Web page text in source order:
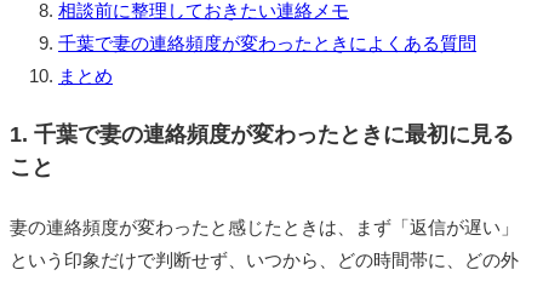
相談前に整理しておきたい連絡メモ
千葉で妻の連絡頻度が変わったときによくある質問
まとめ
1. 千葉で妻の連絡頻度が変わったときに最初に見る
こと
妻の連絡頻度が変わったと感じたときは、まず「返信が遅い」
という印象だけで判断せず、いつから、どの時間帯に、どの外